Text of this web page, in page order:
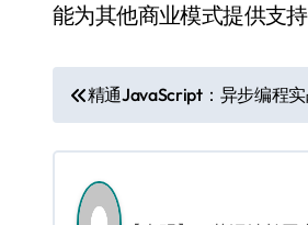
能为其他商业模式提供支持
文
章
导
精通JavaScript：异步编程